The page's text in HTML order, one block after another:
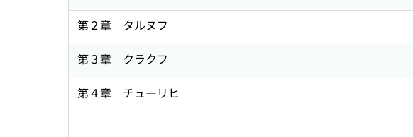
第２章 タルヌフ
第３章 クラクフ
第４章 チューリヒ